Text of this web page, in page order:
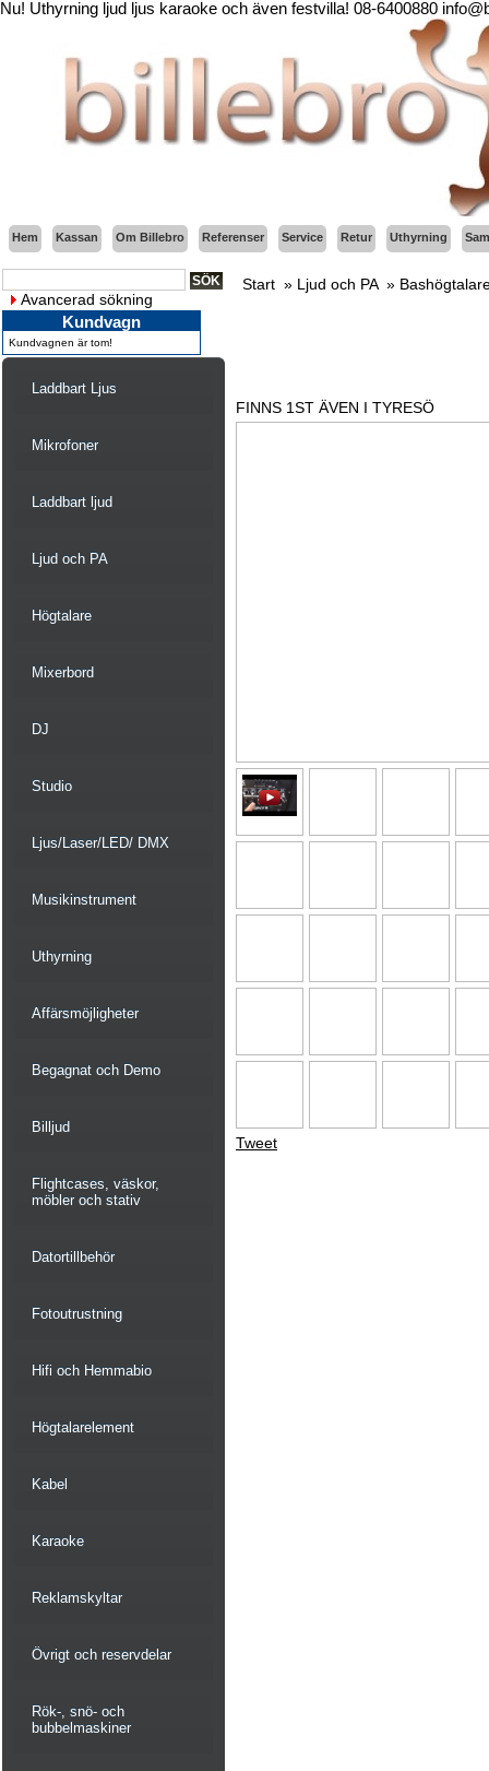
Nu! Uthyrning ljud ljus karaoke och även festvilla! 08-6400880
Hem Kassan Om Billebro Referenser Service Retur Uthyrning
Avancerad sökning
Kundvagn
Kundvagnen är tom!
Laddbart Ljus
Mikrofoner
Laddbart ljud
Ljud och PA
Högtalare
Mixerbord
DJ
Studio
Ljus/Laser/LED/ DMX
Musikinstrument
Uthyrning
Affärsmöjligheter
Begagnat och Demo
Billjud
Flightcases, väskor,
möbler och stativ
Datortillbehör
Fotoutrustning
Hifi och Hemmabio
Högtalarelement
Kabel
Karaoke
Reklamskyltar
Övrigt och reservdelar
Rök-, snö- och
bubbelmaskiner
Start » Ljud och PA»
FINNS 1ST ÄVEN I TYRESÖ
Tweet